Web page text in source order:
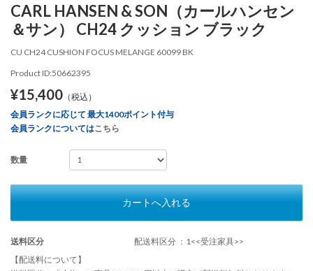
CARL HANSEN & SON（カールハンセン
＆サン） CH24 クッション ブラック
CU CH24 CUSHION FOCUS MELANGE 60099 BK
Product ID:50662395
¥15,400 （税込）
会員ランクに応じて 最大1400ポイント付与
会員ランクについてはこちら
数量
カートへ入れる
送料区分
配送料区分 ：1<<受注家具>>
【配送料について】